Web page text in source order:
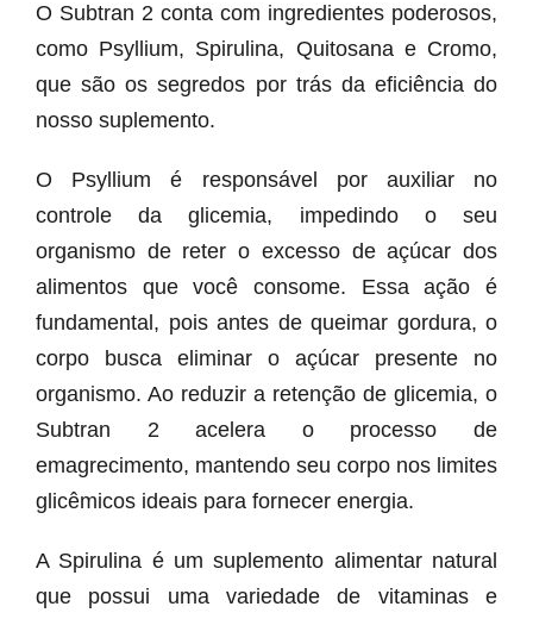
O Subtran 2 conta com ingredientes poderosos,
como Psyllium, Spirulina, Quitosana e Cromo,
que são os segredos por trás da eficiência do
nosso suplemento.
O Psyllium é responsável por auxiliar no
controle da glicemia, impedindo o seu
organismo de reter o excesso de açúcar dos
alimentos que você consome. Essa ação é
fundamental, pois antes de queimar gordura, o
corpo busca eliminar o açúcar presente no
organismo. Ao reduzir a retenção de glicemia, o
Subtran 2 acelera o processo de
emagrecimento, mantendo seu corpo nos limites
glicêmicos ideais para fornecer energia.
A Spirulina é um suplemento alimentar natural
que possui uma variedade de vitaminas e